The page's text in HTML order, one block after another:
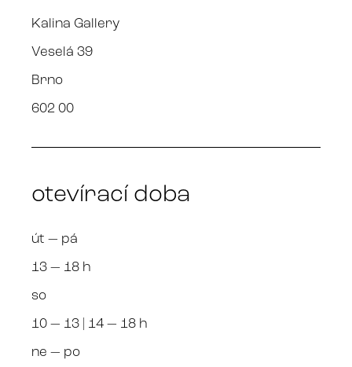
Kalina Gallery
Veselá 39
Brno
602 00
otevírací doba
út — pá
13 — 18 h
so
10 — 13 | 14 — 18 h
ne — po